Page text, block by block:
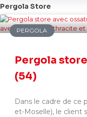
Pergola Store
PERGOLA
Pergola
(54)
Dans le cadre de ce
et-Moselle), le client